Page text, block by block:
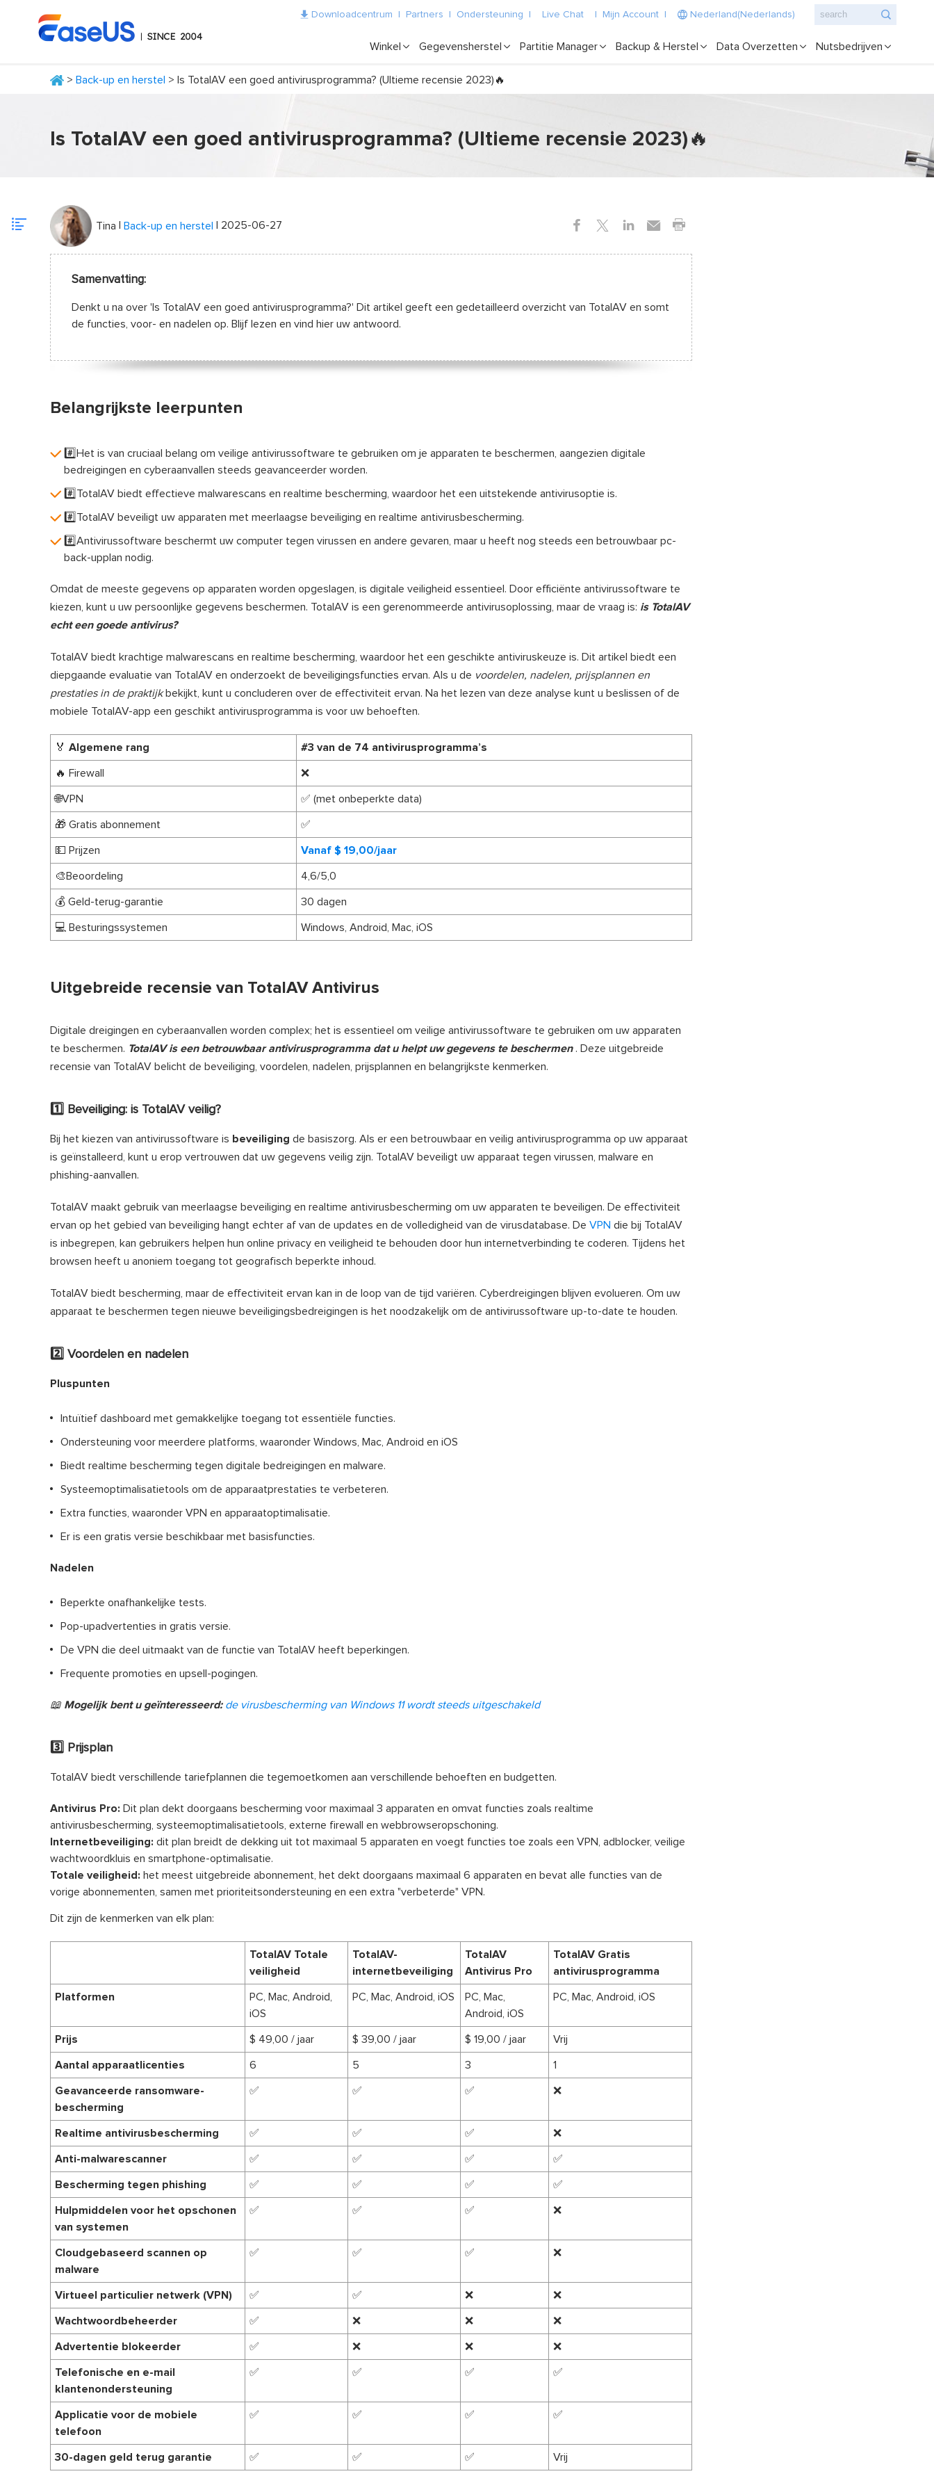
Downloadcentrum Partners Ondersteuning Live Chat Mijn Account Nederland(Nederlands)
Winkel Gegevensherstel Partitie Manager Backup & Herstel Data Overzetten Nutsbedrijven
> Back-up en herstel > Is TotalAV een goed antivirusprogramma? (Ultieme recensie 2023)🔥
Is TotalAV een goed antivirusprogramma? (Ultieme recensie 2023)🔥
Tina Back-up en herstel | 2025-06-27
Samenvatting:
Denkt u na over 'Is TotalAV een goed antivirusprogramma?' Dit artikel geeft een gedetailleerd overzicht van TotalAV en somt
de functies, voor- en nadelen op. Blijf lezen en vind hier uw antwoord.
Belangrijkste leerpunten
#️⃣Het is van cruciaal belang om veilige antivirussoftware te gebruiken om je apparaten te beschermen, aangezien digitale
bedreigingen en cyberaanvallen steeds geavanceerder worden.
#️⃣TotalAV biedt effectieve malwarescans en realtime bescherming, waardoor het een uitstekende antivirusoptie is.
#️⃣TotalAV beveiligt uw apparaten met meerlaagse beveiliging en realtime antivirusbescherming.
#️⃣Antivirussoftware beschermt uw computer tegen virussen en andere gevaren, maar u heeft nog steeds een betrouwbaar pc-
back-upplan nodig.
Omdat de meeste gegevens op apparaten worden opgeslagen, is digitale veiligheid essentieel. Door efficiënte antivirussoftware te
kiezen, kunt u uw persoonlijke gegevens beschermen. TotalAV is een gerenommeerde antivirusoplossing, maar de vraag is: is TotalAV
echt een goede antivirus?
TotalAV biedt krachtige malwarescans en realtime bescherming, waardoor het een geschikte antiviruskeuze is. Dit artikel biedt een
diepgaande evaluatie van TotalAV en onderzoekt de beveiligingsfuncties ervan. Als u de voordelen, nadelen, prijsplannen en
prestaties in de praktijkbekijkt, kunt u concluderen over de effectiviteit ervan. Na het lezen van deze analyse kunt u beslissen of de
mobiele TotalAV-app een geschikt antivirusprogramma is voor uw behoeften.
🏅 Algemene rang #3 van de 74 antivirusprogramma’s
🔥 Firewall ❌
🌐VPN ✅ (met onbeperkte data)
🎁 Gratis abonnement ✅
💵 Prijzen Vanaf $ 19,00/jaar
🎨Beoordeling 4,6/5,0
💰 Geld-terug-garantie 30 dagen
💻 Besturingssystemen Windows, Android, Mac, iOS
Uitgebreide recensie van TotalAV Antivirus
Digitale dreigingen en cyberaanvallen worden complex; het is essentieel om veilige antivirussoftware te gebruiken om uw apparaten
te beschermen. TotalAV is een betrouwbaar antivirusprogramma dat u helpt uw gegevens te beschermen. Deze uitgebreide
recensie van TotalAV belicht de beveiliging, voordelen, nadelen, prijsplannen en belangrijkste kenmerken.
1️⃣ Beveiliging: is TotalAV veilig?
Bij het kiezen van antivirussoftware is beveiliging de basiszorg. Als er een betrouwbaar en veilig antivirusprogramma op uw apparaat
is geïnstalleerd, kunt u erop vertrouwen dat uw gegevens veilig zijn. TotalAV beveiligt uw apparaat tegen virussen, malware en
phishing-aanvallen.
TotalAV maakt gebruik van meerlaagse beveiliging en realtime antivirusbescherming om uw apparaten te beveiligen. De effectiviteit
ervan op het gebied van beveiliging hangt echter af van de updates en de volledigheid van de virusdatabase. De VPN die bij TotalAV
is inbegrepen, kan gebruikers helpen hun online privacy en veiligheid te behouden door hun internetverbinding te coderen. Tijdens het
browsen heeft u anoniem toegang tot geografisch beperkte inhoud.
TotalAV biedt bescherming, maar de effectiviteit ervan kan in de loop van de tijd variëren. Cyberdreigingen blijven evolueren. Om uw
apparaat te beschermen tegen nieuwe beveiligingsbedreigingen is het noodzakelijk om de antivirussoftware up-to-date te houden.
2️⃣ Voordelen en nadelen
Pluspunten
Intuïtief dashboard met gemakkelijke toegang tot essentiële functies.
Ondersteuning voor meerdere platforms, waaronder Windows, Mac, Android en iOS
Biedt realtime bescherming tegen digitale bedreigingen en malware.
Systeemoptimalisatietools om de apparaatprestaties te verbeteren.
Extra functies, waaronder VPN en apparaatoptimalisatie.
Er is een gratis versie beschikbaar met basisfuncties.
Nadelen
Beperkte onafhankelijke tests.
Pop-upadvertenties in gratis versie.
De VPN die deel uitmaakt van de functie van TotalAV heeft beperkingen.
Frequente promoties en upsell-pogingen.
📖 Mogelijk bent u geïnteresseerd: de virusbescherming van Windows 11 wordt steeds uitgeschakeld
3️⃣ Prijsplan
TotalAV biedt verschillende tariefplannen die tegemoetkomen aan verschillende behoeften en budgetten.
Antivirus Pro: Dit plan dekt doorgaans bescherming voor maximaal 3 apparaten en omvat functies zoals realtime
antivirusbescherming, systeemoptimalisatietools, externe firewall en webbrowseropschoning.
Internetbeveiliging: dit plan breidt de dekking uit tot maximaal 5 apparaten en voegt functies toe zoals een VPN, adblocker, veilige
wachtwoordkluis en smartphone-optimalisatie.
Totale veiligheid: het meest uitgebreide abonnement, het dekt doorgaans maximaal 6 apparaten en bevat alle functies van de
vorige abonnementen, samen met prioriteitsondersteuning en een extra "verbeterde" VPN.
Dit zijn de kenmerken van elk plan:
TotalAV Totale
veiligheid
TotalAV-
internetbeveiliging
TotalAV
Antivirus Pro
TotalAV Gratis
antivirusprogramma
Platformen
PC, Mac, Android,
iOS
PC, Mac, Android, iOS
PC, Mac,
Android, iOS
PC, Mac, Android, iOS
Prijs $ 49,00 / jaar $ 39,00 / jaar $ 19,00 / jaar Vrij
Aantal apparaatlicenties 6 5 3 1
Geavanceerde ransomware-
bescherming
✅ ✅ ✅ ❌
Realtime antivirusbescherming ✅ ✅ ✅ ❌
Anti-malwarescanner ✅ ✅ ✅ ✅
Bescherming tegen phishing ✅ ✅ ✅ ✅
Hulpmiddelen voor het opschonen
van systemen
✅ ✅ ✅ ❌
Cloudgebaseerd scannen op
malware
✅ ✅ ✅ ❌
Virtueel particulier netwerk (VPN) ✅ ✅ ❌ ❌
Wachtwoordbeheerder ✅ ❌ ❌ ❌
Advertentie blokeerder ✅ ❌ ❌ ❌
Telefonische en e-mail
klantenondersteuning
✅ ✅ ✅ ✅
Applicatie voor de mobiele
telefoon
✅ ✅ ✅ ✅
30-dagen geld terug garantie ✅ ✅ ✅ Vrij